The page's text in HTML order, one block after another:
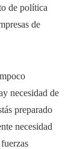
de política
de
necesidad de
preparado
necesidad